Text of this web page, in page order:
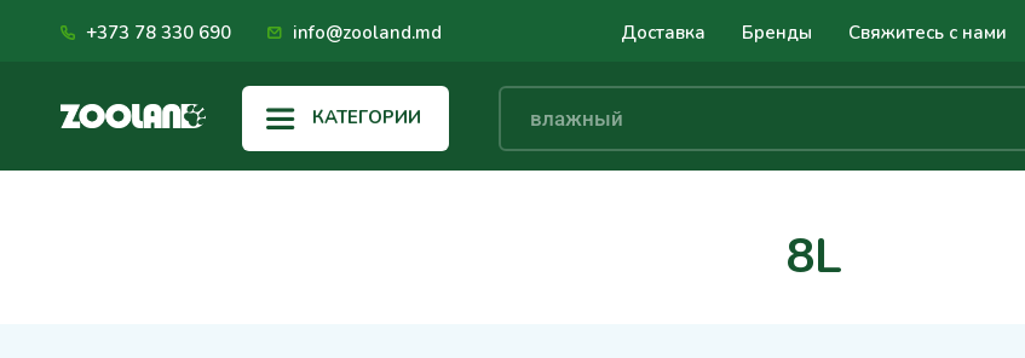
+373 78 330 690 info@zooland.md Доставка Бренды Свяжитесь с нами
КАТЕГОРИИ
8L